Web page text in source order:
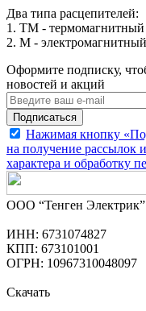
Два типа расцепителей:
1. TM -
2. М -
Оформите подписку,
новостей и акций
Подписаться
Нажимая кнопку
на получение рассылок
характера и обработку
ООО “Тенген Электрик”
ИНН: 6731074827
КПП: 673101001
ОГРН: 10967310048097
Скачать